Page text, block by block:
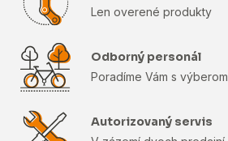
Len overené produkty
Odborný personál
Poradíme Vám s výberom
Autorizovaný servis